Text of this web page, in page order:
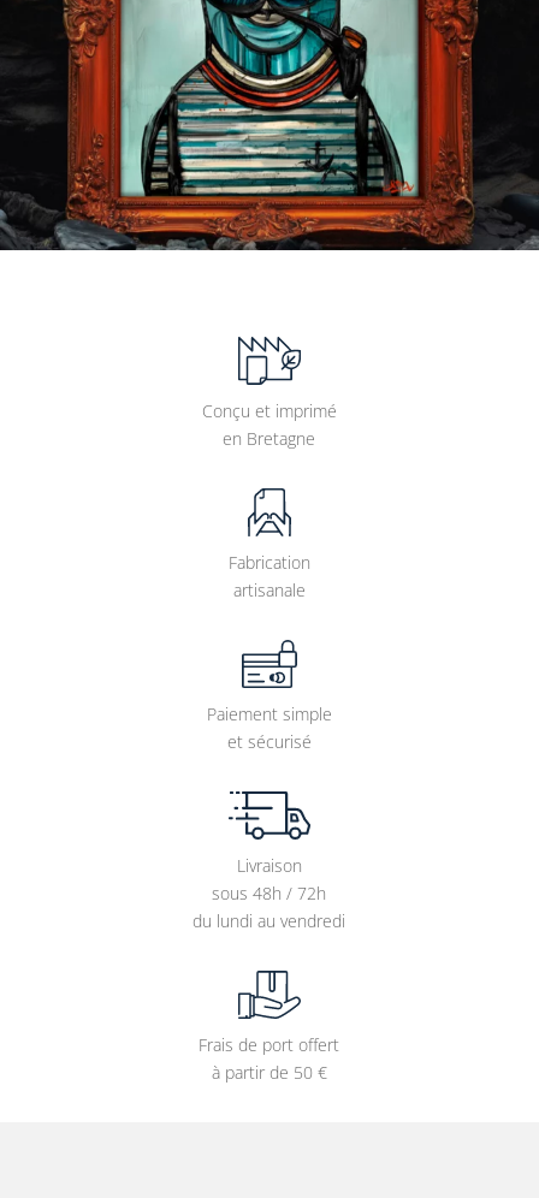
Conçu et imprimé
en Bretagne
Fabrication
artisanale
Paiement simple
et sécurisé
Livraison
sous 48h / 72h
du lundi au vendredi
Frais de port offert
à partir de 50 €